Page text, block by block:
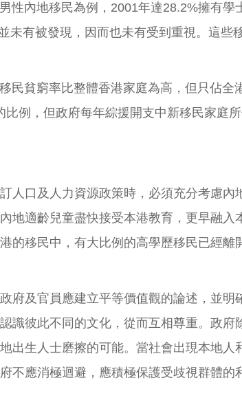
性內地移民為例，2001年達28.2%擁有學
有被發現，因而也未有受到重視。這些
貧窮率比整體香港家庭為高，但只佔全
例，但政府每年綜援開支中新移民家庭
人口及人力資源政策時，必須充分考慮內
地適齡兒童盡快接受本港教育，更早融入
的移民中，有大比例的高學歷移民已經離
府及官員應建立平等價值觀的論述，並明
識彼此不同的文化，從而互相尊重。政府
出生人士磨擦的可能。當社會出現本地人
不應消極迴避，應積極保護受歧視群體的